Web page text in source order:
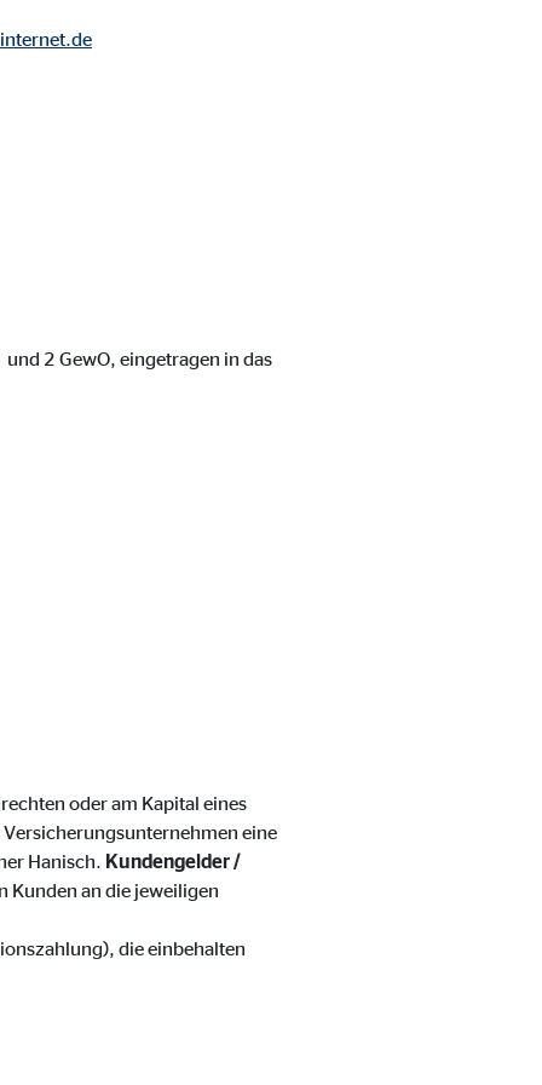
2 GewO, eingetragen in das
oder am Kapital eines
eine
Hanisch. Kundengelder /
Kunden an die jeweiligen
die einbehalten
übermittelt, die die